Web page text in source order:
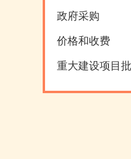
政府采购
价格和收费
重大建设项目